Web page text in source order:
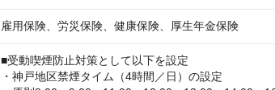
雇用保険、労災保険、健康保険、厚生年金保険
■受動喫煙防止対策として以下を設定
・神戸地区禁煙タイム（4時間／日）の設定